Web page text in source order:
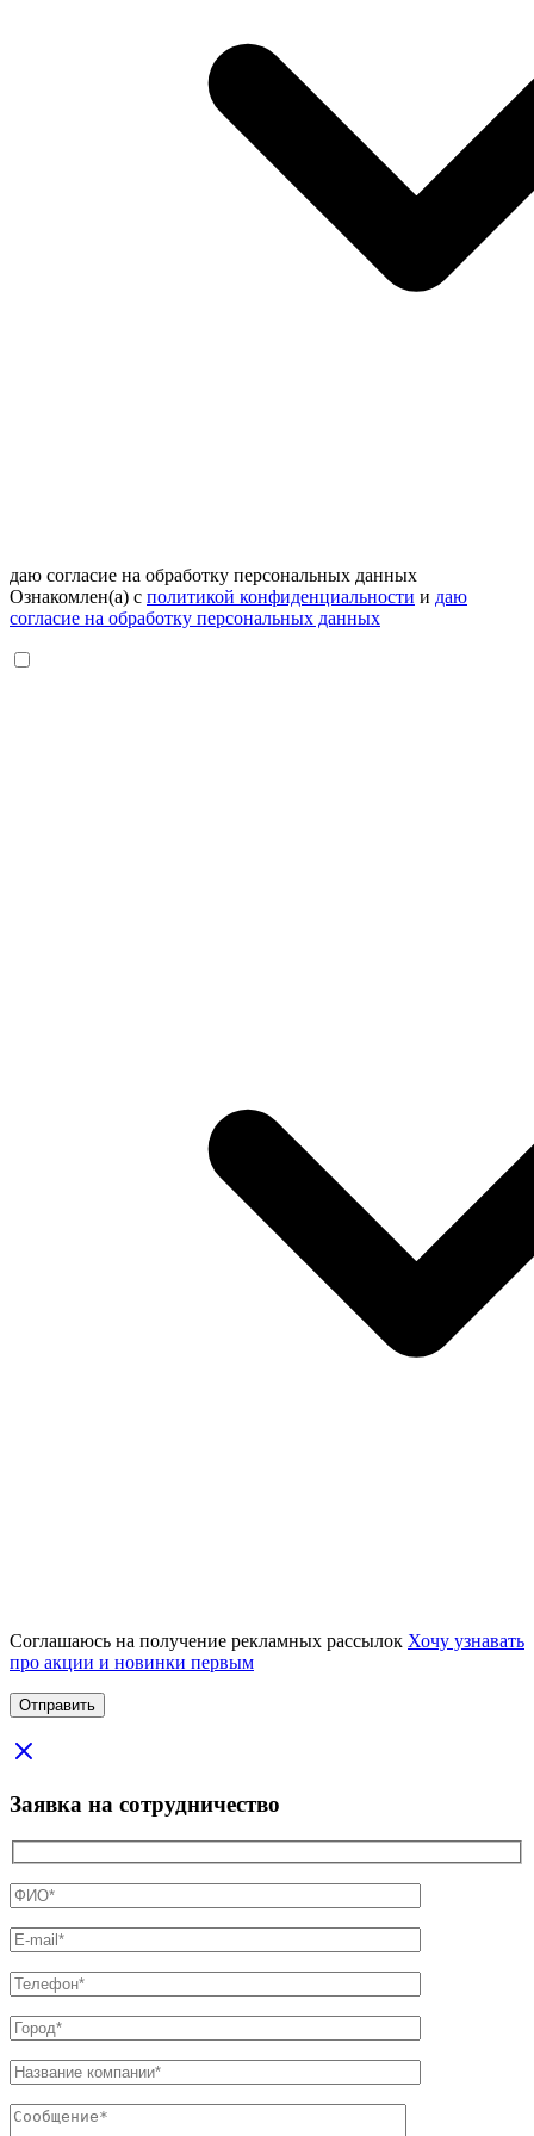
даю согласие на обработку персональных данных
Ознакомлен(а) с политикой конфиденциальности и даю
согласие на обработку персональных данных
Соглашаюсь на получение рекламных рассылок Хочу узнавать
про акции и новинки первым
Заявка на сотрудничество